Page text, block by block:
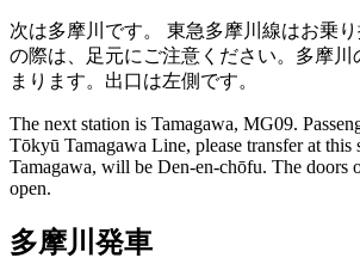
次は多摩川です。 東急多摩川線はお乗り
の際は、足元にご注意ください。多摩川
まります。出口は左側です。
The next station is Tamagawa, MG09.
Tōkyū Tamagawa Line, please transfer at this
Tamagawa, will be Den-en-chōfu. The doors
open.
多摩川発車